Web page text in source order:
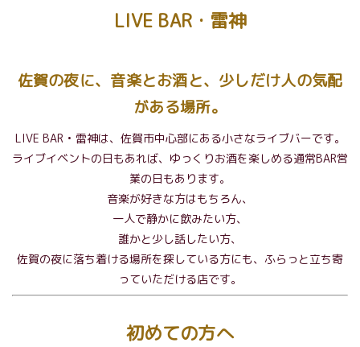
LIVE BAR・雷神
佐賀の夜に、音楽とお酒と、少しだけ人の気配
がある場所。
LIVE BAR • 雷神は、佐賀市中心部にある小さなライブバーです。
ライブイベントの日もあれば、ゆっくりお酒を楽しめる通常BAR営
業の日もあります。
音楽が好きな方はもちろん、
一人で静かに飲みたい方、
誰かと少し話したい方、
佐賀の夜に落ち着ける場所を探している方にも、ふらっと立ち寄
っていただける店です。
初めての方へ